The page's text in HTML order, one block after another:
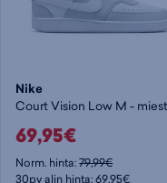
Nike
69,95€
Norm. hinta:79,99€
30pv alin hinta: 69,95€